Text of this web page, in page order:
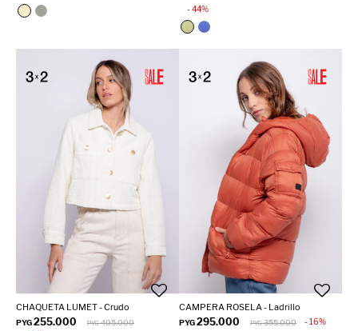
44
CHAQUETA LUMET - Crudo
PYG255.000 PYG 405.000
CAMPERA ROSELA - Ladrillo
PYG295.000 PYG 355.000 16